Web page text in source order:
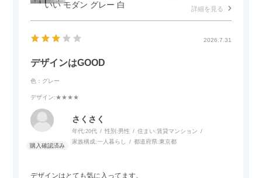
いい モダン グレー 白
詳細を見る
2026.7.31
デザインはGOOD
色：グレー
デザイン:★★★★
さくさく
年代:20代 性別:男性 住まい:賃貸マンション
家族構成:一人暮らし 都道府県:東京都
デザインはとても気に入ってます。